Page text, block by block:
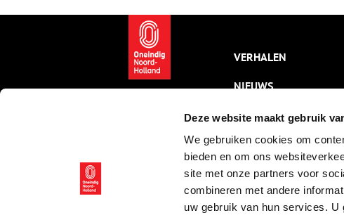
Deze website maakt gebruik
We gebruiken cookies om
bieden en om ons
site met onze partners voor
combineren met andere
uw gebruik van hun services.
maar worden ook uitgedaagd
om na te denken over
eigenaarschap, waarde en de
ethische implicaties van de
koloniale geschiedenis waarvan
de echo klinkt in museale
VERHALEN
NIEUWS
KALENDER
THEMA’S
ACTIVITEITEN
VIDEO’S